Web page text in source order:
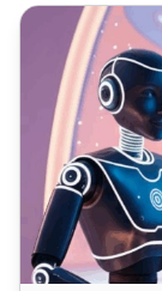
LiveAgent +